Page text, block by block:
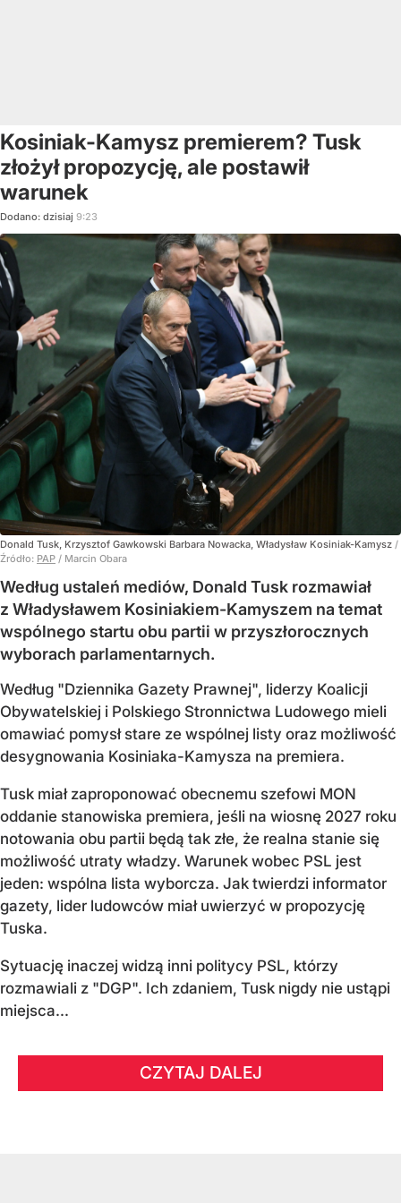
Kosiniak-Kamysz premierem? Tusk
złożył propozycję, ale postawił
warunek
Dodano: dzisiaj 9:23
Donald Tusk, Krzysztof Gawkowski Barbara Nowacka, Władysław Kosiniak-Kamysz /
Źródło: PAP / Marcin Obara
Według ustaleń mediów, Donald Tusk rozmawiał
z Władysławem Kosiniakiem-Kamyszem na temat
wspólnego startu obu partii w przyszłorocznych
wyborach parlamentarnych.
Według "Dziennika Gazety Prawnej", liderzy Koalicji
Obywatelskiej i Polskiego Stronnictwa Ludowego mieli
omawiać pomysł stare ze wspólnej listy oraz możliwość
desygnowania Kosiniaka-Kamysza na premiera.
Tusk miał zaproponować obecnemu szefowi MON
oddanie stanowiska premiera, jeśli na wiosnę 2027 roku
notowania obu partii będą tak złe, że realna stanie się
możliwość utraty władzy. Warunek wobec PSL jest
jeden: wspólna lista wyborcza. Jak twierdzi informator
gazety, lider ludowców miał uwierzyć w propozycję
Tuska.
Sytuację inaczej widzą inni politycy PSL, którzy
rozmawiali z "DGP". Ich zdaniem, Tusk nigdy nie ustąpi
miejsca...
CZYTAJ DALEJ